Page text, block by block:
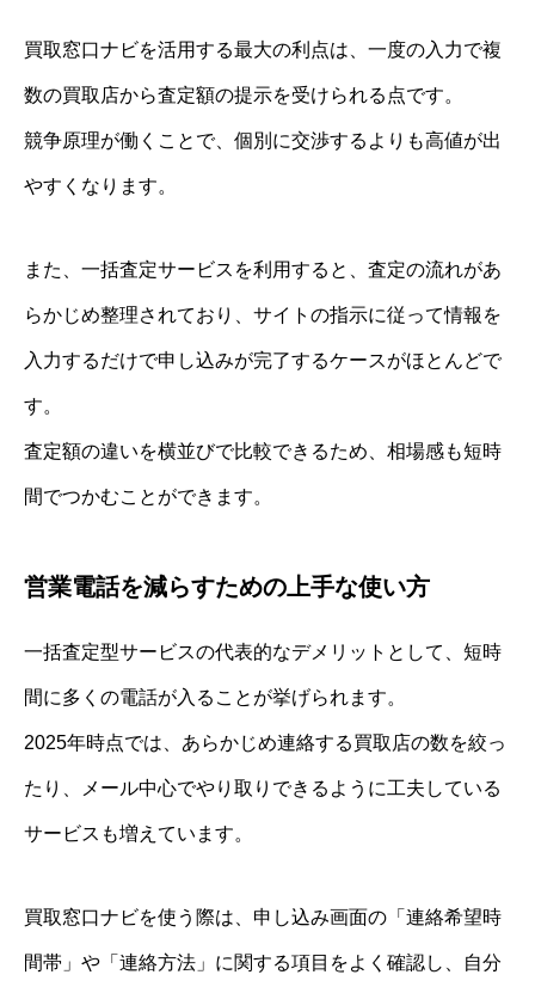
買取窓口ナビを活用する最大の利点は、一度の入力で複
数の買取店から査定額の提示を受けられる点です。
競争原理が働くことで、個別に交渉するよりも高値が出
やすくなります。
また、一括査定サービスを利用すると、査定の流れがあ
らかじめ整理されており、サイトの指示に従って情報を
入力するだけで申し込みが完了するケースがほとんどで
す。
査定額の違いを横並びで比較できるため、相場感も短時
間でつかむことができます。
営業電話を減らすための上手な使い方
一括査定型サービスの代表的なデメリットとして、短時
間に多くの電話が入ることが挙げられます。
2025年時点では、あらかじめ連絡する買取店の数を絞っ
たり、メール中心でやり取りできるように工夫している
サービスも増えています。
買取窓口ナビを使う際は、申し込み画面の「連絡希望時
間帯」や「連絡方法」に関する項目をよく確認し、自分